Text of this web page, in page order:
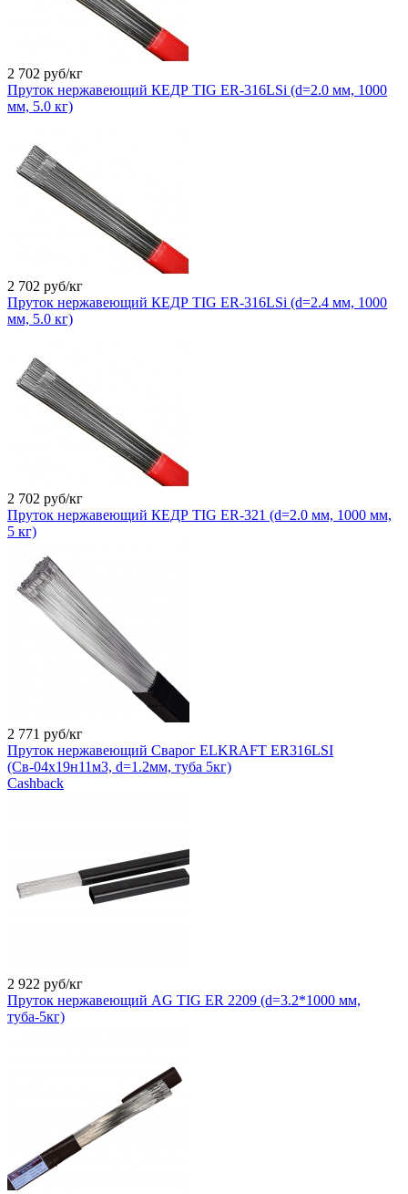
2 702 руб/кг
Пруток нержавеющий КЕДР TIG ER-316LSi (d=2.0 мм, 1000
мм, 5.0 кг)
2 702 руб/кг
Пруток нержавеющий КЕДР TIG ER-316LSi (d=2.4 мм, 1000
мм, 5.0 кг)
2 702 руб/кг
Пруток нержавеющий КЕДР TIG ER-321 (d=2.0 мм, 1000 мм,
5 кг)
2 771 руб/кг
Пруток нержавеющий Сварог ELKRAFT ER316LSI
(Св-04х19н11м3, d=1.2мм, туба 5кг)
Cashback
2 922 руб/кг
Пруток нержавеющий AG TIG ER 2209 (d=3.2*1000 мм,
туба-5кг)